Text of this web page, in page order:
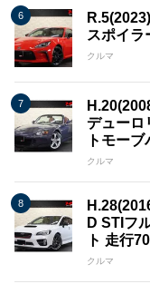
スポイ
クルマ
デューロ
トモー
クルマ
D STIフ
ト 走行
クルマ